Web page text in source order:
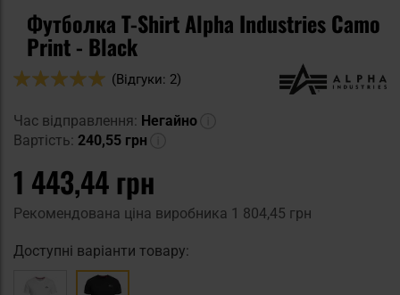
Футболка T-Shirt Alpha Industries Camo
Print - Black
Оцінка:
(Відгуки: 2)
Час відправлення: Негайно
Вартість: 240,55 грн
1 443,44 грн
Рекомендована ціна виробника 1 804,45 грн
Доступні варіанти товару: